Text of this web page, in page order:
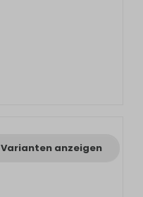
Varianten anzeigen